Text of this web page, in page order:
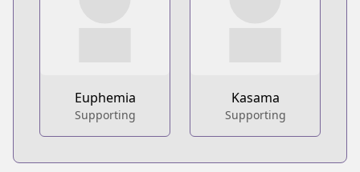
Euphemia
Supporting
Kasama
Supporting